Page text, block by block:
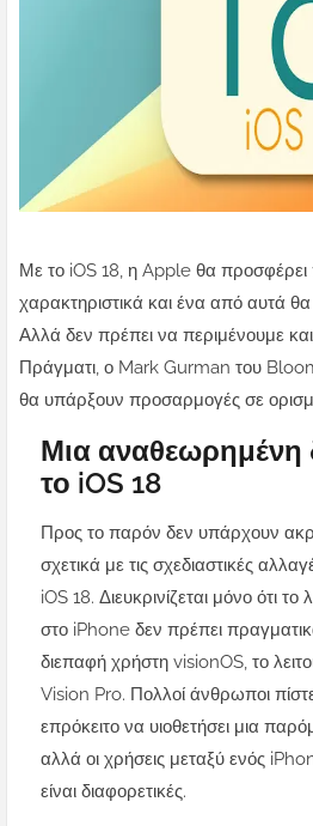
Με το iOS 18, η Apple θα
χαρακτηριστικά και ένα από αυτά θα
Αλλά δεν πρέπει να περιμένουμε
Πράγματι, ο Mark Gurman του
θα υπάρξουν προσαρμογές σε
Μια αναθεωρημένη
το iOS 18
Προς το παρόν δεν υπάρχουν
σχετικά με τις σχεδιαστικές
iOS 18. Διευκρινίζεται μόνο ότι το
στο iPhone δεν πρέπει
διεπαφή χρήστη visionOS, το
Vision Pro. Πολλοί άνθρωποι
επρόκειτο να υιοθετήσει μια
αλλά οι χρήσεις μεταξύ ενός
είναι διαφορετικές.